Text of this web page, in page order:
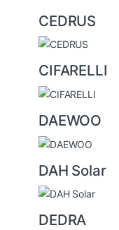
CEDRUS
CIFARELLI
DAEWOO
DAH Solar
DEDRA